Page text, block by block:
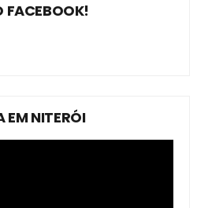
FACEBOOK!
EM NITERÓI